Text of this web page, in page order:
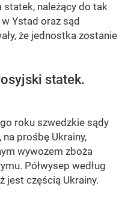
statek, należący do tak
Ystad oraz sąd
że jednostka zostanie
statek.
roku szwedzkie sądy
na prośbę Ukrainy,
wywozem zboża
Półwysep według
jest częścią Ukrainy.